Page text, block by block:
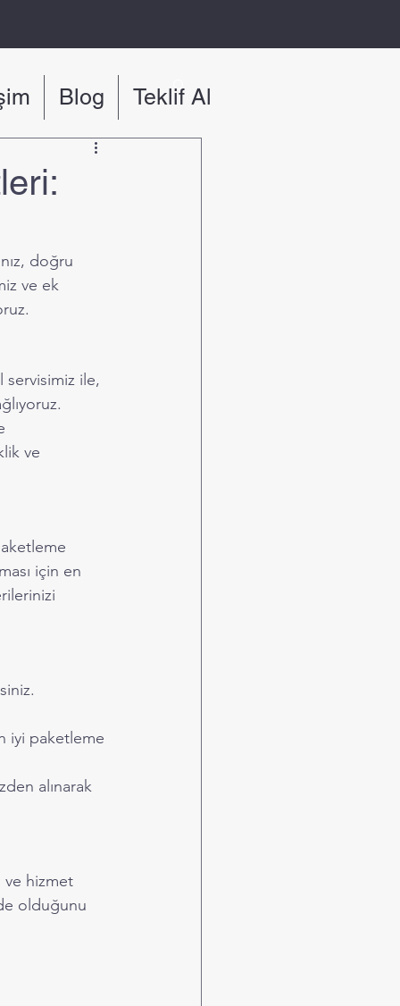
Blog Teklif Al
doğru
ve ek
servisimiz ile,
ve
için en
iyi paketleme
alınarak
ve hizmet
olduğunu